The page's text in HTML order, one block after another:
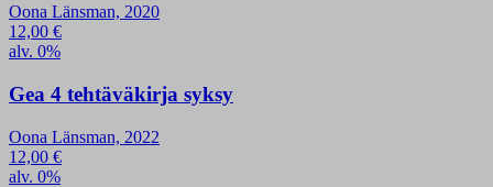
Oona Länsman, 2020
12,00 €
alv. 0%
Gea 4 tehtäväkirja syksy
Oona Länsman, 2022
12,00 €
alv. 0%